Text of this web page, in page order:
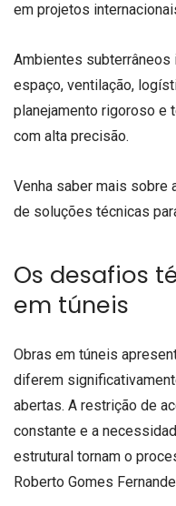
em projetos
Ambientes
espaço, ventilação,
planejamento rigoroso e
com alta precisão.
Venha saber mais sobre
de soluções técnicas
Os desafios
em túneis
Obras em túneis
diferem
abertas. A restrição de
constante e a
estrutural tornam o
Roberto Gomes